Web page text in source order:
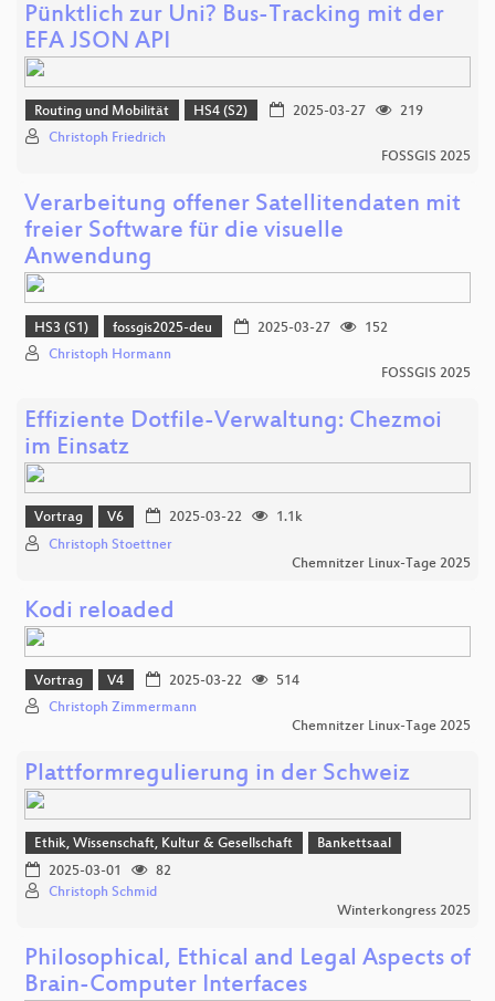
Pünktlich zur Uni? Bus-Tracking mit der
EFA JSON API
Routing und Mobilität HS4 (S2) 2025-03-27
219
Christoph Friedrich
FOSSGIS 2025
Verarbeitung offener Satellitendaten mit
freier Software für die visuelle
Anwendung
HS3 (S1) fossgis2025-deu 2025-03-27
152
Christoph Hormann
FOSSGIS 2025
Effiziente Dotfile-Verwaltung: Chezmoi
im Einsatz
Vortrag V6 2025-03-22
1.1k
Christoph Stoettner
Chemnitzer Linux-Tage 2025
Kodi reloaded
Vortrag V4 2025-03-22
514
Christoph Zimmermann
Chemnitzer Linux-Tage 2025
Plattformregulierung in der Schweiz
Ethik, Wissenschaft, Kultur & Gesellschaft
Bankettsaal
2025-03-01
82
Christoph Schmid
Winterkongress 2025
Philosophical, Ethical and Legal Aspects of
Brain-Computer Interfaces